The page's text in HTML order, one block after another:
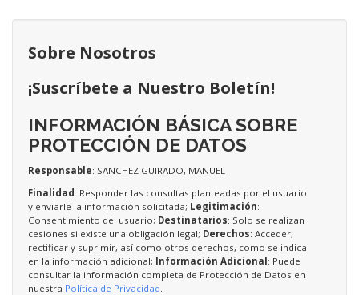
Sobre Nosotros
¡Suscríbete a Nuestro Boletín!
INFORMACIÓN BÁSICA SOBRE
PROTECCIÓN DE DATOS
Responsable: SANCHEZ GUIRADO, MANUEL
Finalidad : Responder las consultas planteadas por el usuario
y enviarle la información solicitada; Legitimación:
Consentimiento del usuario; Destinatarios: Solo se realizan
cesiones si existe una obligación legal; Derechos: Acceder,
rectificar y suprimir, así como otros derechos, como se indica
en la información adicional; Información Adicional : Puede
consultar la información completa de Protección de Datos en
nuestra Política de Privacidad